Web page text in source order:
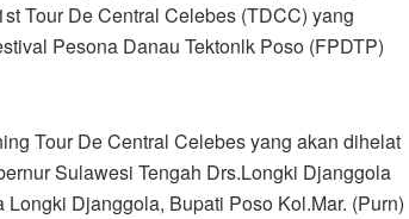
Tour De Central Celebes (TDCC) yang
Pesona Danau Tektonlk Poso (FPDTP)
Tour De Central Celebes yang akan dihelat
Sulawesi Tengah Drs.Longki Djanggola
Djanggola, Bupati Poso Kol.Mar. (Purn)